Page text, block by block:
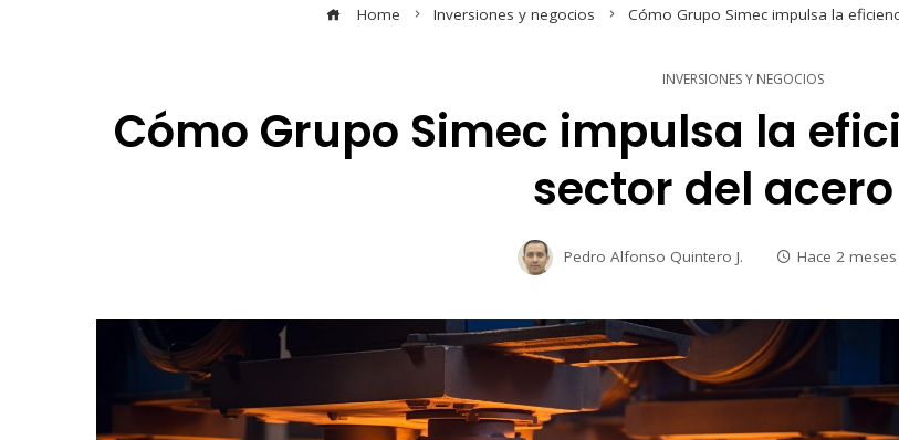
Home Inversiones y negocios Cómo Grupo Simec impulsa la
INVERSIONES Y NEGOCIOS
Cómo Grupo Simec impulsa la
sector del acero
Pedro Alfonso Quintero J. Hace 2 meses